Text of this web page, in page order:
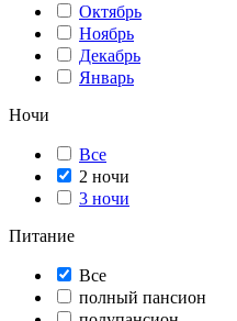
Октябрь
Ноябрь
Декабрь
Январь
Ночи
Все
2 ночи
3 ночи
Питание
Все
полный пансион